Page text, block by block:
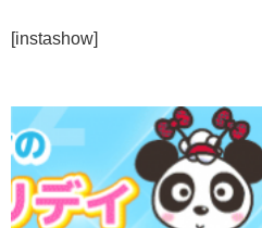
[instashow]